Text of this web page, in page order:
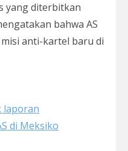
yang diterbitkan
bahwa AS
anti-kartel baru di
laporan
di Meksiko